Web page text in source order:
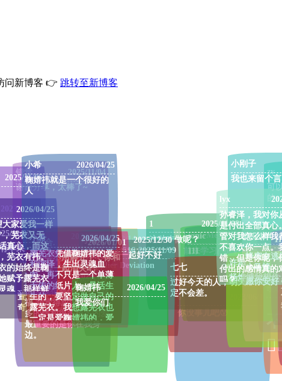
问新博客 👉 跳转至新博客
zy
可
的~
6
你没事儿吧😰
晚晚
2023/12/01
dart
2023/12/14
[超链接显示名]
(https://www.bilibili.co
m/)
dart
SkimrMe_
2024/02/05
前来学习 (*σ´∀`)σ
Zy
2024/02/20
工作越来越忙 已经好久
没更新文章了
小刚子
我也来留个言
错觉
2025/11/04
谢谢分享，太棒了~
sonic
2025/11/04
111
2025/11/05
11/07
苹果
1
2025/11/08
这种咋做呢？
0071cc353516 2025/11/09
Supplier Deviation
Request
七七
2025/11/10
过好今天的人，明天一
定不会差。
许愿
杨烨博我想你
*千 凌 祎☆
2025/11/21
萱萱要天天开心
奇文要永远在一起
L
2025/11/27
你问我想要什么样的幸
福 我觉得应该是很多很
多的钱和很多很多的爱
最重要的是你在我身
边。
蜂窝在逃
小马蜂
愿你安好
lyx
孙睿泽，我对你
是付出全部真心
管对我怎么样我
不喜欢你一点。
错，但是你呢，
付出的感情真的
吗？
小饼
2025/12/30
zb1永远在一起好不好
愈合.
2026/01/01
误会不用解开了，你和
误会一起消失吧
小希
2026/04/25
露芜衣凭借鞠婧祎的爱
和演绎，生出灵魂血
肉，再不只是一个单薄
无依的纸片人，是活生
生的，要坚定做自己的
露芜衣。我想露芜衣也
一定是爱鞠婧祎的，爱
这个真正赋予她灵魂的
人，像鞠婧祎爱她一样
2026/04/25
大家爱我一样
，芜衣又无
真心，而这
芜衣有祎。
的始终是鞠
赋予露芜衣
魂，那样鲜
韧。在某一
也曾和露芜
，真正读懂
所有，这才
定的“我就是
衣凭借鞠婧祎
，生出灵魂
只是一个单
小希
2026/04/25
鞠婧祎就是一个很好的
人
鞠婧祎
2026/04/25
我爱你们